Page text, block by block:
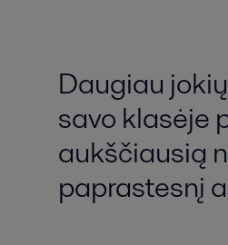
Daugiau
savo klasėje
aukščiausią
paprastesnį